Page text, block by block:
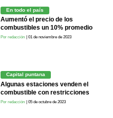
En todo el país
Aumentó el precio de los
combustibles un 10% promedio
Por redacción | 01 de noviembre de 2023
Capital puntana
Algunas estaciones venden el
combustible con restricciones
Por redacción | 05 de octubre de 2023